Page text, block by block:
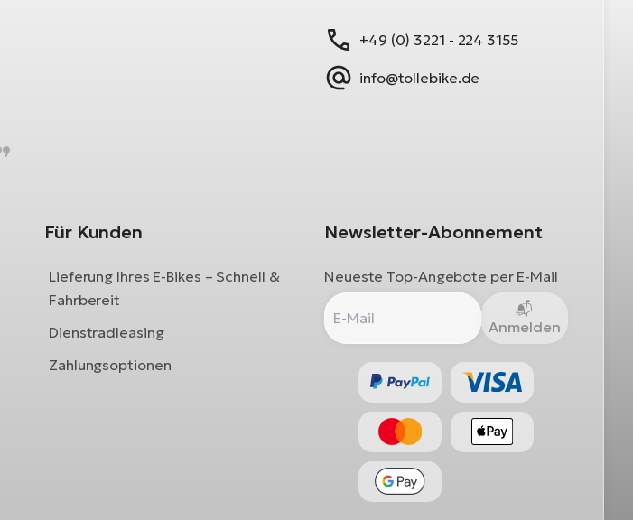
+49 (0) 3221 - 224 3155
info@tollebike.de
Für Kunden
Lieferung Ihres E-Bikes – Schnell &
Fahrbereit
Dienstradleasing
Zahlungsoptionen
Newsletter-Abonnement
Neueste Top-Angebote per E-Mail
Anmelden